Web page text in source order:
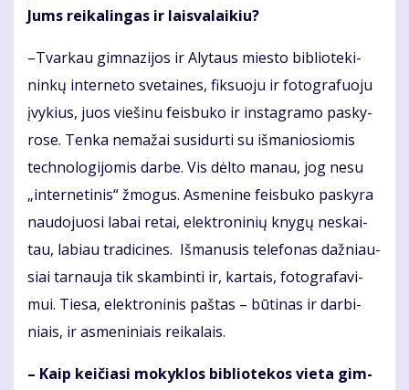
Jums rei­ka­lin­gas ir lais­va­lai­kiu?
–Tvar­kau gim­na­zi­jos ir Aly­taus mies­to bib­lio­te­ki­
nin­kų in­ter­ne­to sve­tai­nes, fik­suo­ju ir fo­to­gra­fuo­ju
įvy­kius, juos vie­ši­nu feis­bu­ko ir ins­tag­ra­mo pa­sky­
ro­se. Ten­ka ne­ma­žai su­si­dur­ti su iš­ma­nio­sio­mis
tech­no­lo­gi­jo­mis dar­be. Vis dėl­to ma­nau, jog ne­su
„in­ter­ne­ti­nis“ žmo­gus. As­me­ni­ne feis­bu­ko pa­sky­ra
nau­do­juo­si la­bai re­tai, elek­tro­ni­nių kny­gų ne­skai­
tau, la­biau tra­di­ci­nes. Iš­ma­nu­sis te­le­fo­nas daž­niau­
siai tar­nau­ja tik skam­bin­ti ir, kar­tais, fo­to­gra­fa­vi­
mui. Tie­sa, elek­tro­ni­nis pa­štas – bū­ti­nas ir dar­bi­
niais, ir as­me­ni­niais rei­ka­lais.
– Kaip kei­čia­si mo­kyk­los bib­lio­te­kos vie­ta gim­